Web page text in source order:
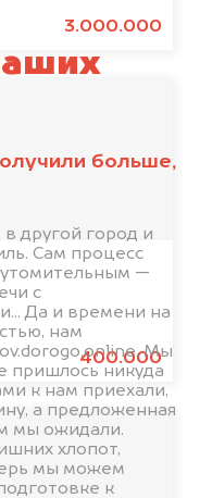
3.000.000
400.000
больше,
другой город и
Сам процесс
утомительным —
с
Да и времени на
нам
Мы
пришлось никуда
к нам приехали,
а предложенная
мы ожидали.
хлопот,
мы можем
к